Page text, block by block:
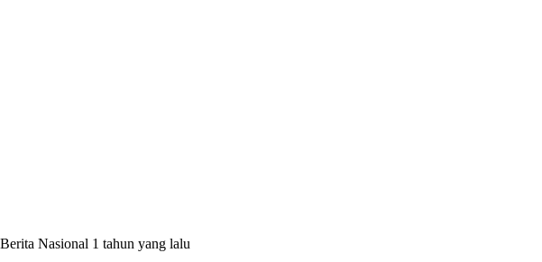
Berita Nasional 1 tahun yang lalu